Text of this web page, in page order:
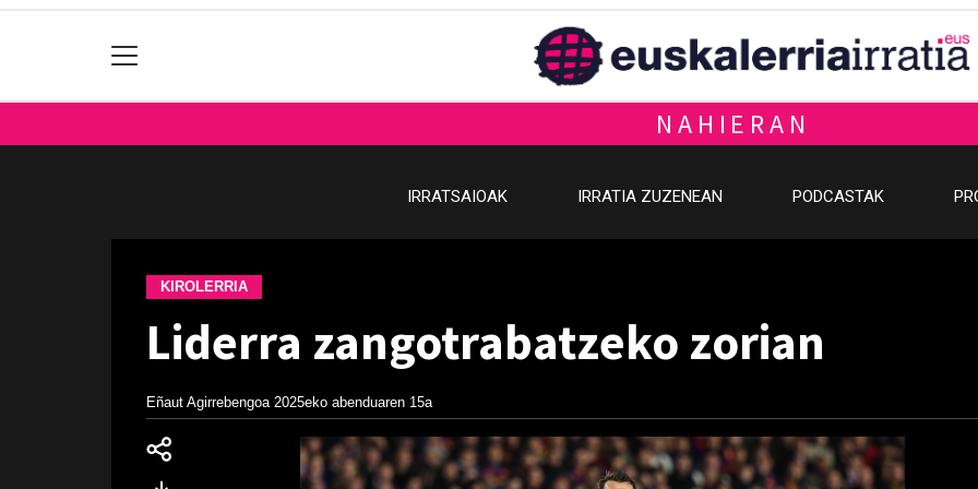
NAHIERAN
IRRATSAIOAK IRRATIA ZUZENEAN PODCASTAK
KIROLERRIA
Liderra zangotrabatzeko zorian
Eñaut Agirrebengoa 2025eko abenduaren 15a